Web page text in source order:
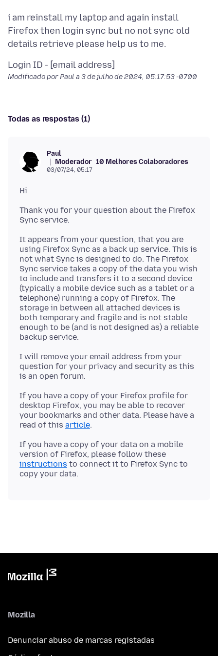
i am reinstall my laptop and again install
Firefox then login sync but no not sync old
Modificado por Paul a 3 de julho de 2024, 05:17:53 -0700
Todas as respostas (1)
Paul
Moderador 10 Melhores Colaboradores
03/07/24, 05:17
Thank you for your question about the Firefox
It appears from your question, that you are
using Firefox Sync as a back up service. This is
not what Sync is designed to do. The Firefox
Sync service takes a copy of the data you wish
to include and transfers it to a second device
(typically a mobile device such as a tablet or a
telephone) running a copy of Firefox. The
storage in between all attached devices is
both temporary and fragile and is not stable
enough to be (and is not designed as) a reliable
I will remove your email address from your
question for your privacy and security as this
If you have a copy of your Firefox profile for
desktop Firefox, you may be able to recover
your bookmarks and other data. Please have a
read of this article
If you have a copy of your data on a mobile
version of Firefox, please follow these
instructions to connect it to Firefox Sync to
Mozilla
Denunciar abuso de marcas registadas